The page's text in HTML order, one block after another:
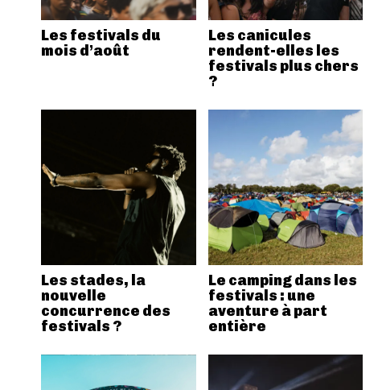
Les festivals du
mois d’août
Les canicules
rendent-elles les
festivals plus chers
?
Les stades, la
nouvelle
concurrence des
festivals ?
Le camping dans les
festivals : une
aventure à part
entière